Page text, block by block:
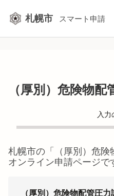
札幌市 スマート申請
（厚別）危険物
入力
札幌市の「 （厚別）危
オンライン申請ページで
（厚別）危険物配管圧